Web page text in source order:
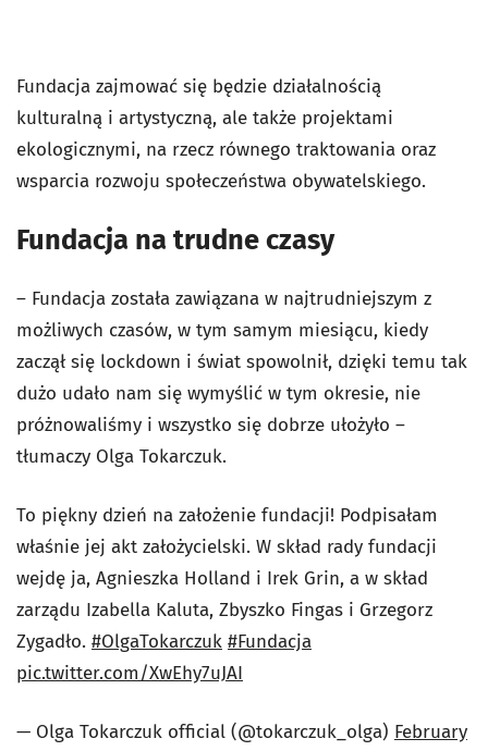
Fundacja zajmować się będzie działalnością
kulturalną i artystyczną, ale także projektami
ekologicznymi, na rzecz równego traktowania oraz
wsparcia rozwoju społeczeństwa obywatelskiego.
Fundacja na trudne czasy
– Fundacja została zawiązana w najtrudniejszym z
możliwych czasów, w tym samym miesiącu, kiedy
zaczął się lockdown i świat spowolnił, dzięki temu tak
dużo udało nam się wymyślić w tym okresie, nie
próżnowaliśmy i wszystko się dobrze ułożyło –
tłumaczy Olga Tokarczuk.
To piękny dzień na założenie fundacji! Podpisałam
właśnie jej akt założycielski. W skład rady fundacji
wejdę ja, Agnieszka Holland i Irek Grin, a w skład
zarządu Izabella Kaluta, Zbyszko Fingas i Grzegorz
Zygadło. #OlgaTokarczuk #Fundacja
pic.twitter.com/XwEhy7uJAI
— Olga Tokarczuk official (@tokarczuk_olga) February